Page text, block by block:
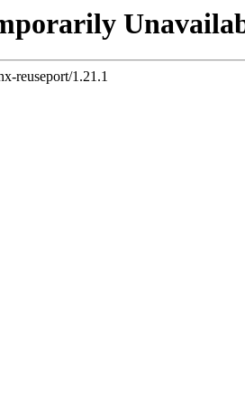
reuseport/1.21.1